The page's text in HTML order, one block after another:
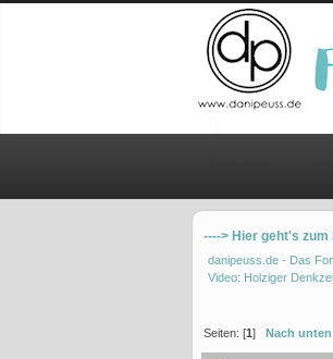
----> Hier geht's zum
danipeuss.de - Das
Video: Holziger
Seiten: [1] Nach unten